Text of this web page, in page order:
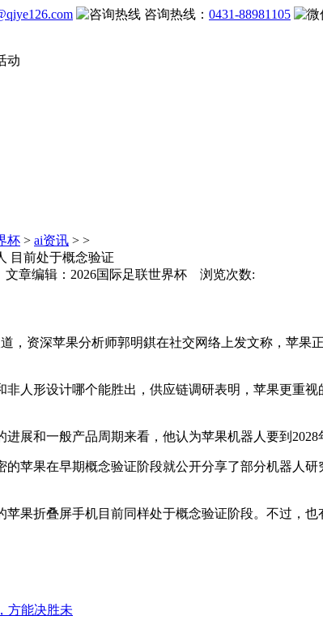
咨询热线： 0431-88981105
动
杯 > ai资讯 > >
目前处于概念验证
文章编辑：2026国际足联世界杯 浏览次数:
资深苹果分析师郭明錤在社交网络上发文称，苹果
形设计哪个能胜出，供应链调研表明，苹果更重视
和一般产品周期来看，他认为苹果机器人要到2028
果在早期概念验证阶段就公开分享了部分机器人研
折叠屏手机目前同样处于概念验证阶段。不过，也
方能决胜未